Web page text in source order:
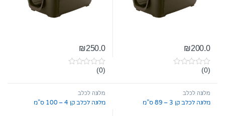
₪200.0
0
t
o
f
(0)
₪250.0
0
t
o
f
(0)
מלונה לכלב
מלונה לכלב קן 3 – 89 ס”מ
מלונה לכלב
מלונה לכלב קן 4 – 100 ס”מ